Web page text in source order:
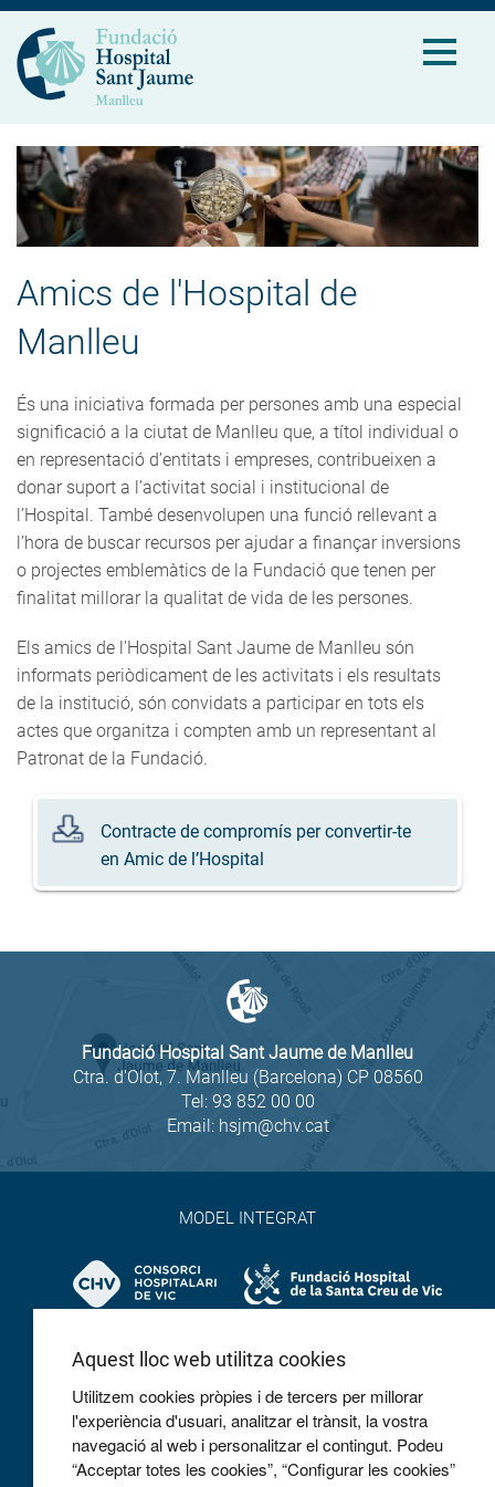
Amics de l'Hospital de
Manlleu
És una iniciativa formada per persones amb una especial
significació a la ciutat de Manlleu que, a títol individual o
en representació d’entitats i empreses, contribueixen a
donar suport a l’activitat social i institucional de
l’Hospital. També desenvolupen una funció rellevant a
l’hora de buscar recursos per ajudar a finançar inversions
o projectes emblemàtics de la Fundació que tenen per
finalitat millorar la qualitat de vida de les persones.
Els amics de l'Hospital Sant Jaume de Manlleu són
informats periòdicament de les activitats i els resultats
de la institució, són convidats a participar en tots els
actes que organitza i compten amb un representant al
Patronat de la Fundació.
Contracte de compromís per convertir-te
en Amic de l’Hospital
Fundació Hospital Sant Jaume de Manlleu
Ctra. d'Olot, 7. Manlleu (Barcelona) CP 08560
Tel: 93 852 00 00
Email: hsjm@chv.cat
MODEL INTEGRAT
COL·LABOREM
Aquest lloc web utilitza cookies
Utilitzem cookies pròpies i de tercers per millorar
l'experiència d'usuari, analitzar el trànsit, la vostra
navegació al web i personalitzar el contingut. Podeu
“Acceptar totes les cookies”, “Configurar les cookies”